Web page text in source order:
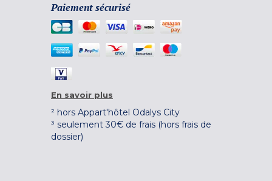
Paiement sécurisé
En savoir plus
² hors Appart'hôtel Odalys City
³ seulement 30€ de frais (hors frais de
dossier)